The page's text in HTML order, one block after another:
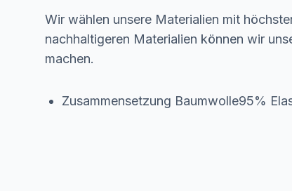
Wir wählen unsere Materialien mit
nachhaltigeren Materialien können wir
machen.
Zusammensetzung Baumwolle95%